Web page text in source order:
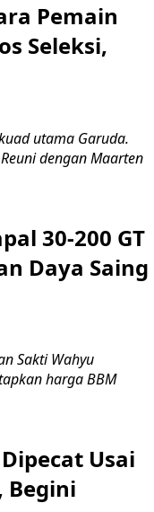
Pemain
Seleksi,
utama Garuda.
dengan Maarten
30-200 GT
Daya Saing
Sakti Wahyu
harga BBM
Usai
Begini